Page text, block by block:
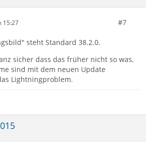
15:27 #7
steht Standard 38.2.0.
sicher dass das früher nicht so was,
sind mit dem neuen Update
Lightningproblem.